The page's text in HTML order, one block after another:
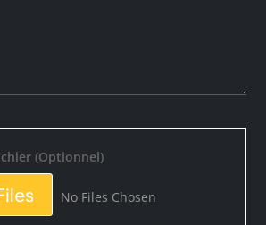
(Optionnel)
No Files Chosen